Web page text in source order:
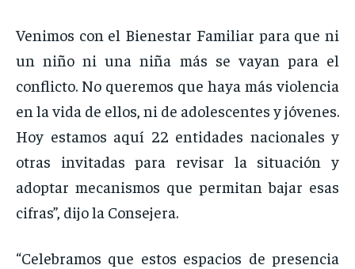
Venimos con el Bienestar Familiar para que ni
un niño ni una niña más se vayan para el
conflicto. No queremos que haya más violencia
en la vida de ellos, ni de adolescentes y jóvenes.
Hoy estamos aquí 22 entidades nacionales y
otras invitadas para revisar la situación y
adoptar mecanismos que permitan bajar esas
cifras”, dijo la Consejera.
“Celebramos que estos espacios de presencia